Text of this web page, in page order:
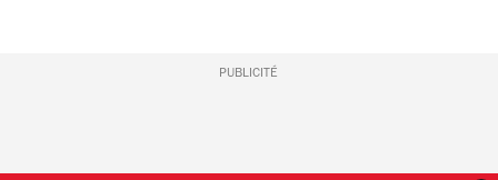
PUBLICITÉ